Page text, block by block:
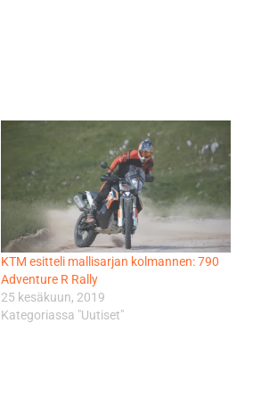
KTM esitteli mallisarjan kolmannen: 790
Adventure R Rally
25 kesäkuun, 2019
Kategoriassa "Uutiset"